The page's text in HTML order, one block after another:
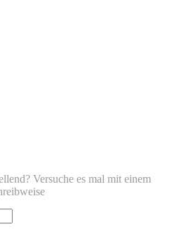
Versuche es mal mit einem